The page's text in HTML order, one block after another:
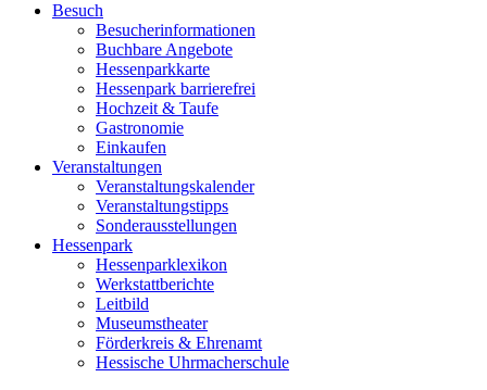
Besuch
Besucherinformationen
Buchbare Angebote
Hessenparkkarte
Hessenpark barrierefrei
Hochzeit & Taufe
Gastronomie
Einkaufen
Veranstaltungen
Veranstaltungskalender
Veranstaltungstipps
Sonderausstellungen
Hessenpark
Hessenparklexikon
Werkstattberichte
Leitbild
Museumstheater
Förderkreis & Ehrenamt
Hessische Uhrmacherschule